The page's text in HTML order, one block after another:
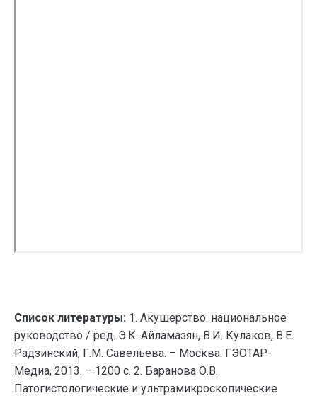
Список литературы: 1. Акушерство: национальное
руководство / ред. Э.К. Айламазян, В.И. Кулаков, В.Е.
Радзинский, Г.М. Савельева. – Москва: ГЭОТАР-
Медиа, 2013. – 1200 с. 2. Баранова О.В.
Патогистологические и ультрамикроскопические